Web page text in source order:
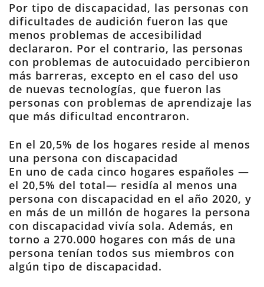
Por tipo de discapacidad, las personas con
dificultades de audición fueron las que
menos problemas de accesibilidad
declararon. Por el contrario, las personas
con problemas de autocuidado percibieron
más barreras, excepto en el caso del uso
de nuevas tecnologías, que fueron las
personas con problemas de aprendizaje las
que más dificultad encontraron.
En el 20,5% de los hogares reside al menos
una persona con discapacidad
En uno de cada cinco hogares españoles —
el 20,5% del total— residía al menos una
persona con discapacidad en el año 2020, y
en más de un millón de hogares la persona
con discapacidad vivía sola. Además, en
torno a 270.000 hogares con más de una
persona tenían todos sus miembros con
algún tipo de discapacidad.